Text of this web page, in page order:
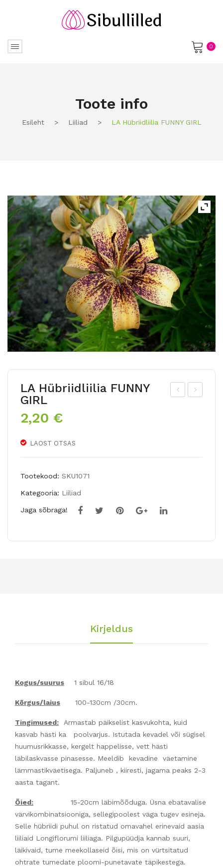
0
Toote info
Esileht > Liiliad > LA Hübriidliilia FUNNY GIRL
AR
a
N
LA Hübriidliilia FUNNY
GIRL
2,20 €
LAOST OTSAS
Tootekood: SKU1071
Kategooria: Liiliad
Jaga sõbraga!
Kirjeldus
Kogus/suurus 1 sibul 16/18
Kõrgus/laius 100-130cm /30cm.
Tingimused: Armastab päikselist kasvukohta, kuid
kasvab hästi ka poolvarjus. Istutada kevadel või sügisel
huumusrikkasse, kergelt happelisse, vett hästi
läbilaskvasse pinasesse. Meeldib kevadine väetamine
lämmastikväetisega. Paljuneb , kiiresti, jagama peaks 2-3
aasta tagant.
Õied: 15-20cm läbimõõduga. Üsna ebatavalise
värvikombinatsiooniga, sellegipoolest väga tugev esineja.
Selle hübriidi puhul on ristatud omavahel erinevaid aasia
liiliaid Longiflorumi liiliaga. Pilgupüüdja kannab suuri,
läikivaid, tume meekollaseid õisi, mis on vürtsitatud
ohtrate tumedate ploomi-punetavate täpikestega.